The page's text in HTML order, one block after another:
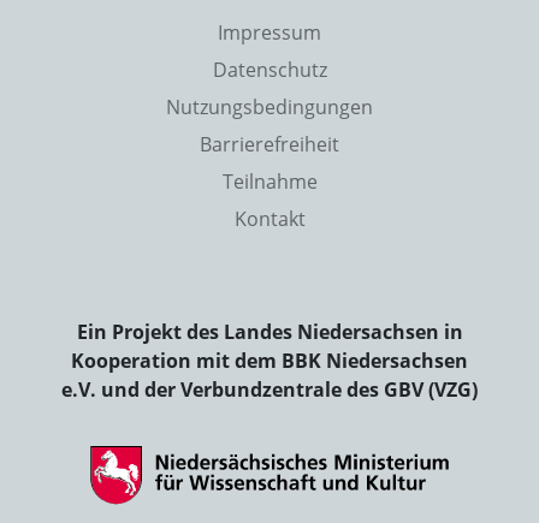
Impressum
Datenschutz
Nutzungsbedingungen
Barrierefreiheit
Teilnahme
Kontakt
Ein Projekt des Landes Niedersachsen in
Kooperation mit dem BBK Niedersachsen
e.V. und der Verbundzentrale des GBV (VZG)